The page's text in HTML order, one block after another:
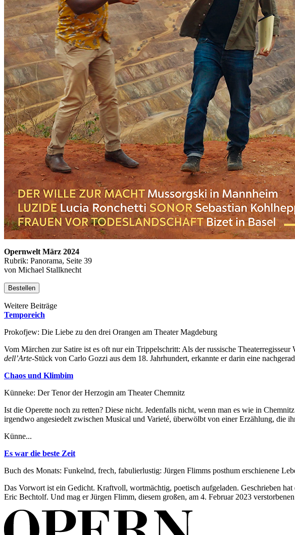
Opernwelt März 2024
Rubrik: Panorama, Seite 39
von Michael Stallknecht
Bestellen
Weitere Beiträge
Temporeich
Prokofjew: Die Liebe zu den drei Orangen am Theater Magdeburg
Vom Märchen zur Satire ist es oft nur ein Trippelschritt: Als der russische
dell’Arte-Stück von Carlo Gozzi aus dem 18. Jahrhundert, erkannte er darin eine
Chaos und Klimbim
Künneke: Der Tenor der Herzogin am Theater Chemnitz
Ist die Operette noch zu retten? Diese nicht. Jedenfalls nicht, wenn man es wie in
irgendwo angesiedelt zwischen Musical und Varieté, überwölbt von einer Erzählung, die
Künne...
Es war die beste Zeit
Buch des Monats: Funkelnd, frech, fabulierlustig: Jürgen Flimms posthum erschienene
Das Vorwort ist ein Gedicht. Kraftvoll, wortmächtig, poetisch aufgeladen. Geschrieben
Eric Bechtolf. Und mag er Jürgen Flimm, diesem großen, am 4. Februar 2023